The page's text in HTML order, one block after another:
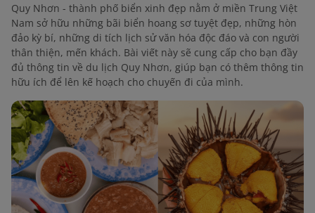
Quy Nhơn - thành phố biển xinh đẹp nằm ở miền Trung Việt
Nam sở hữu những bãi biển hoang sơ tuyệt đẹp, những hòn
đảo kỳ bí, những di tích lịch sử văn hóa độc đáo và con người
thân thiện, mến khách. Bài viết này sẽ cung cấp cho bạn đầy
đủ thông tin về du lịch Quy Nhơn, giúp bạn có thêm thông tin
hữu ích để lên kế hoạch cho chuyến đi của mình.